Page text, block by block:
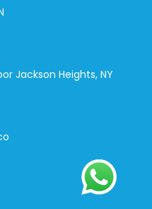
Jackson Heights, NY